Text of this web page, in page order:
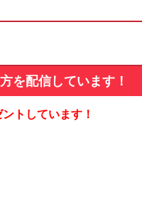
を配信しています！
トしています！